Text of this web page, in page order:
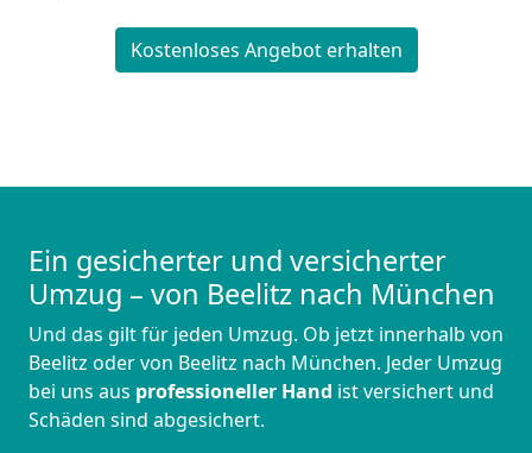
Kostenloses Angebot erhalten
Ein gesicherter und versicherter
Umzug – von Beelitz nach München
Und das gilt für jeden Umzug. Ob jetzt innerhalb von
Beelitz oder von Beelitz nach München. Jeder Umzug
bei uns aus professioneller Hand ist versichert und
Schäden sind abgesichert.